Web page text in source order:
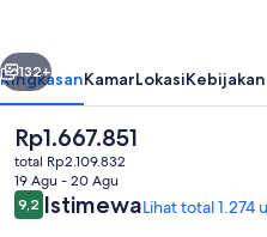
Berikutnya
132+
RingkasanKamarLokasiKebijakan
Harga
saat
ini
Rp1.667.851
Rp1.667.851
total Rp2.109.832
19 Agu - 20 Agu
Ulasan
9,29,2 dari 10
IstimewaLihat total 1.274